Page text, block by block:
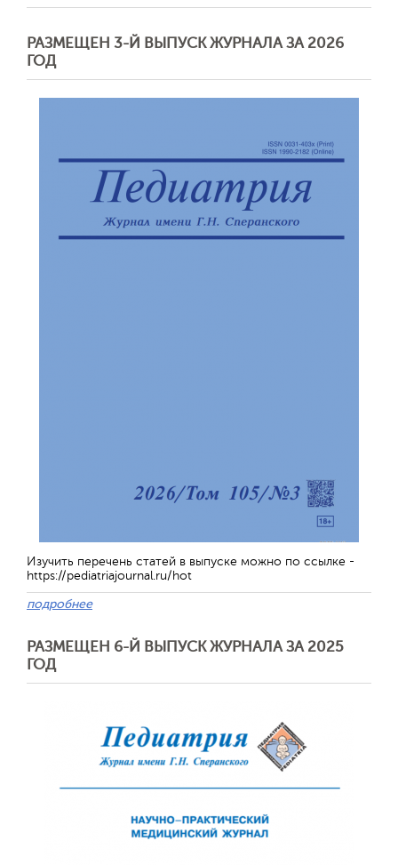
РАЗМЕЩЕН 3-Й ВЫПУСК ЖУРНАЛА ЗА 2026
ГОД
Изучить перечень статей в выпуске можно по ссылке -
https://pediatriajournal.ru/hot
подробнее
РАЗМЕЩЕН 6-Й ВЫПУСК ЖУРНАЛА ЗА 2025
ГОД
Отправить